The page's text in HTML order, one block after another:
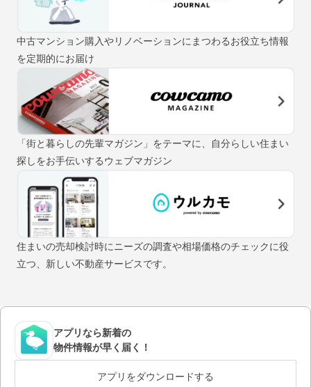
中古マンション購入やリノベーションにまつわるお役立ち情報
を定期的にお届け
「街と暮らしの先輩マガジン」をテーマに、自分らしい住まい
探しをお手伝いするウェブマガジン
住まいの売却検討時にニーズの調査や相場価格のチェックに役
立つ、新しい不動産サービスです。
アプリなら新着の
物件情報が早く届く！
アプリをダウンロードする